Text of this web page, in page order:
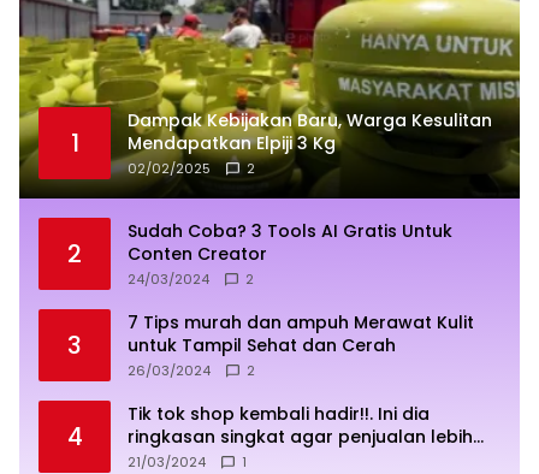
1
Dampak Kebijakan Baru, Warga Kesulitan
Mendapatkan Elpiji 3 Kg
02/02/2025 2
2
Sudah Coba? 3 Tools AI Gratis Untuk
Conten Creator
24/03/2024 2
3
7 Tips murah dan ampuh Merawat Kulit
untuk Tampil Sehat dan Cerah
26/03/2024 2
4
Tik tok shop kembali hadir!!. Ini dia
ringkasan singkat agar penjualan lebih
sukses
21/03/2024 1